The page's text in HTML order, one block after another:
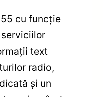
cu funcție
serviciilor
text
radio,
și un